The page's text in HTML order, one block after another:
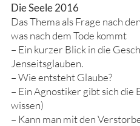
Die Seele 2016
Das Thema als Frage nach
was nach dem Tode kommt
– Ein kurzer Blick in die
Jenseitsglauben.
– Wie entsteht Glaube?
– Ein Agnostiker gibt sich die
wissen)
– Kann man mit den